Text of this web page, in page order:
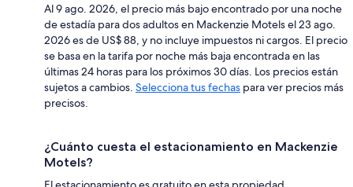
Al 9 ago. 2026, el precio más bajo encontrado por una noche
de estadía para dos adultos en Mackenzie Motels el 23 ago.
2026 es de US$ 88, y no incluye impuestos ni cargos. El precio
se basa en la tarifa por noche más baja encontrada en las
últimas 24 horas para los próximos 30 días. Los precios están
sujetos a cambios. Selecciona tus fechas para ver precios más
precisos.
¿Cuánto cuesta el estacionamiento en Mackenzie
Motels?